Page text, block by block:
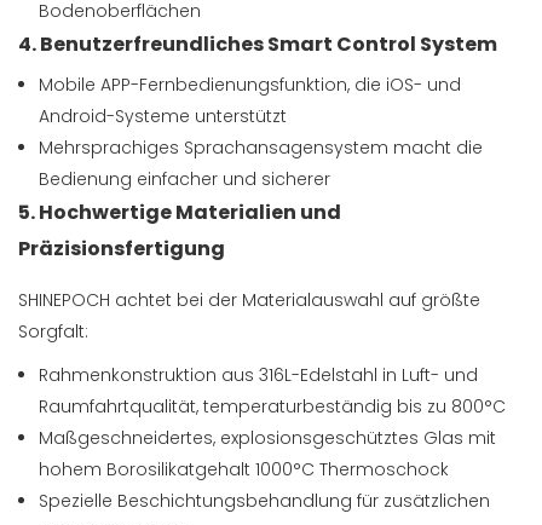
Bodenoberflächen
4. Benutzerfreundliches Smart Control System
Mobile APP-Fernbedienungsfunktion, die iOS- und
Android-Systeme unterstützt
Mehrsprachiges Sprachansagensystem macht die
Bedienung einfacher und sicherer
5. Hochwertige Materialien und
Präzisionsfertigung
SHINEPOCH achtet bei der Materialauswahl auf größte
Sorgfalt:
Rahmenkonstruktion aus 316L-Edelstahl in Luft- und
Raumfahrtqualität, temperaturbeständig bis zu 800°C
Maßgeschneidertes, explosionsgeschütztes Glas mit
hohem Borosilikatgehalt 1000°C Thermoschock
Spezielle Beschichtungsbehandlung für zusätzlichen